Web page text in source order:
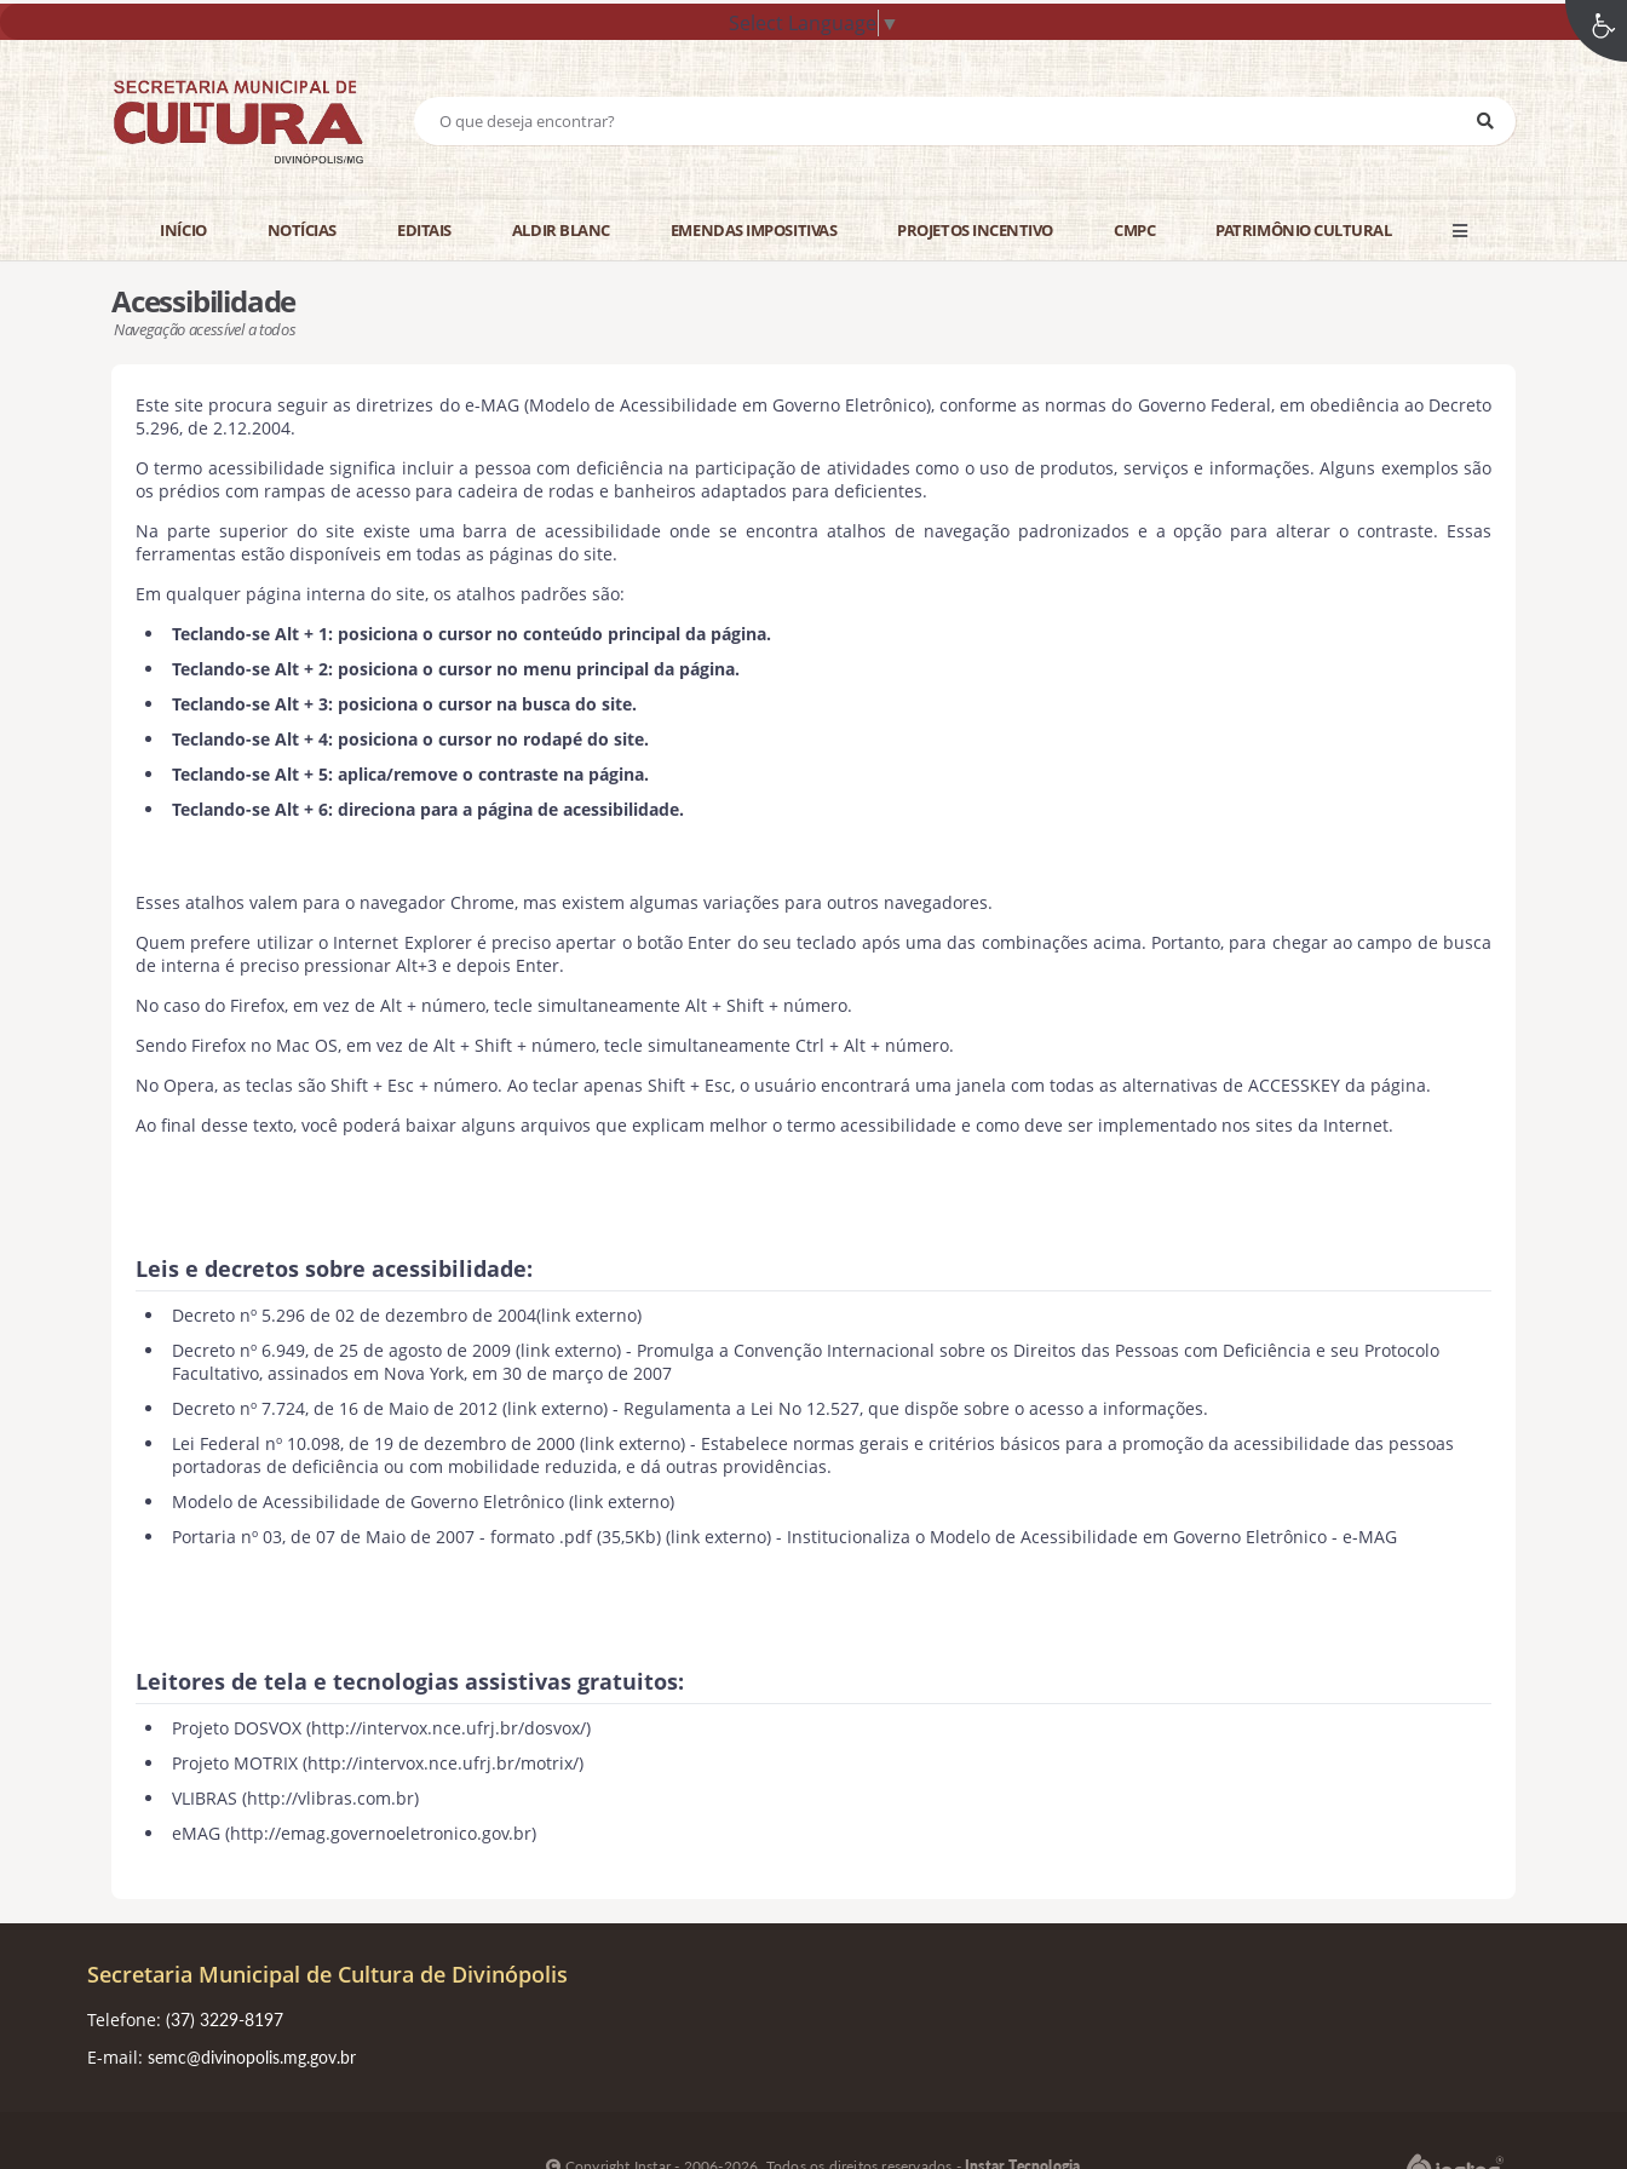
Select Language ▼
INÍCIO NOTÍCIAS EDITAIS ALDIR BLANC EMENDAS IMPOSITIVAS PROJETOS INCENTIVO CMPC PATRIMÔNIO CULTURAL
Acessibilidade
Navegação acessível a todos
Este site procura seguir as diretrizes do e-MAG (Modelo de Acessibilidade em Governo Eletrônico), conforme as normas do Governo Federal, em obediência ao Decreto
5.296, de 2.12.2004.
O termo acessibilidade significa incluir a pessoa com deficiência na participação de atividades como o uso de produtos, serviços e informações. Alguns exemplos são
os prédios com rampas de acesso para cadeira de rodas e banheiros adaptados para deficientes.
Na parte superior do site existe uma barra de acessibilidade onde se encontra atalhos de navegação padronizados e a opção para alterar o contraste. Essas
ferramentas estão disponíveis em todas as páginas do site.
Em qualquer página interna do site, os atalhos padrões são:
Teclando-se Alt + 1: posiciona o cursor no conteúdo principal da página.
Teclando-se Alt + 2: posiciona o cursor no menu principal da página.
Teclando-se Alt + 3: posiciona o cursor na busca do site.
Teclando-se Alt + 4: posiciona o cursor no rodapé do site.
Teclando-se Alt + 5: aplica/remove o contraste na página.
Teclando-se Alt + 6: direciona para a página de acessibilidade.
Esses atalhos valem para o navegador Chrome, mas existem algumas variações para outros navegadores.
Quem prefere utilizar o Internet Explorer é preciso apertar o botão Enter do seu teclado após uma das combinações acima. Portanto, para chegar ao campo de busca
de interna é preciso pressionar Alt+3 e depois Enter.
No caso do Firefox, em vez de Alt + número, tecle simultaneamente Alt + Shift + número.
Sendo Firefox no Mac OS, em vez de Alt + Shift + número, tecle simultaneamente Ctrl + Alt + número.
No Opera, as teclas são Shift + Esc + número. Ao teclar apenas Shift + Esc, o usuário encontrará uma janela com todas as alternativas de ACCESSKEY da página.
Ao final desse texto, você poderá baixar alguns arquivos que explicam melhor o termo acessibilidade e como deve ser implementado nos sites da Internet.
Leis e decretos sobre acessibilidade:
Decreto nº 5.296 de 02 de dezembro de 2004(link externo)
Decreto nº 6.949, de 25 de agosto de 2009 (link externo) - Promulga a Convenção Internacional sobre os Direitos das Pessoas com Deficiência e seu Protocolo
Facultativo, assinados em Nova York, em 30 de março de 2007
Decreto nº 7.724, de 16 de Maio de 2012 (link externo) - Regulamenta a Lei No 12.527, que dispõe sobre o acesso a informações.
Lei Federal nº 10.098, de 19 de dezembro de 2000 (link externo) - Estabelece normas gerais e critérios básicos para a promoção da acessibilidade das pessoas
portadoras de deficiência ou com mobilidade reduzida, e dá outras providências.
Modelo de Acessibilidade de Governo Eletrônico (link externo)
Portaria nº 03, de 07 de Maio de 2007 - formato .pdf (35,5Kb) (link externo) - Institucionaliza o Modelo de Acessibilidade em Governo Eletrônico - e-MAG
Leitores de tela e tecnologias assistivas gratuitos:
Projeto DOSVOX (http://intervox.nce.ufrj.br/dosvox/)
Projeto MOTRIX (http://intervox.nce.ufrj.br/motrix/)
VLIBRAS (http://vlibras.com.br)
eMAG (http://emag.governoeletronico.gov.br)
Secretaria Municipal de Cultura de Divinópolis
Telefone: (37) 3229-8197
E-mail: semc@divinopolis.mg.gov.br